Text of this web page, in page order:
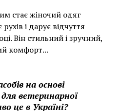
стає жіночий одяг
і дарує відчуття
Він стильний і зручний,
комфорт...
на основі
ветеринарної
це в Україні?